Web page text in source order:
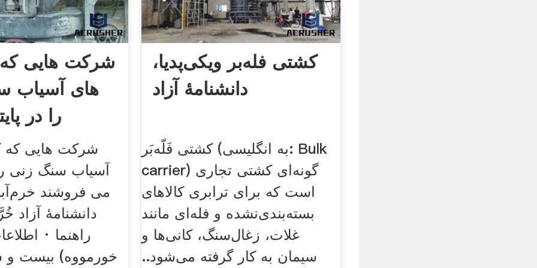
شرکت هایی که
های آسیاب
را در
شرکت هایی که
آسیاب سنگ زنی
می فروشند
دانشنامهٔ آزاد
راهنما ·
خورمووه) بیست و
کشتی فله‌بر ویکی‌پدیا،
دانشنامهٔ آزاد
کشتی فَلّه‌بَر (به انگلیسی: Bulk
carrier) گونه‌ای کشتی تجاری
است که برای ترابری کالاهای
بسته‌بندی‌نشده و فله‌ای مانند
غلات، زغال‌سنگ، کانی‌ها و
سیمان به کار گرفته می‌شود..